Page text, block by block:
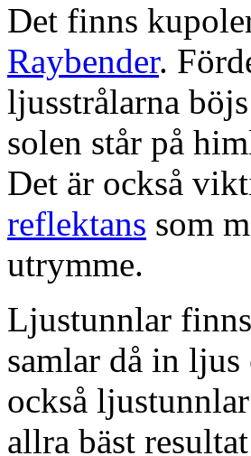
Det finns
Raybender.
ljusstrålarna
solen står på
Det är också
reflektans som
utrymme.
Ljustunnlar
samlar då in ljus
också
allra bäst